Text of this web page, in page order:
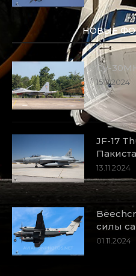
НОВЫЕ
Су-
15.11.2024
JF-17
13.11.2024
силы
01.11.2024